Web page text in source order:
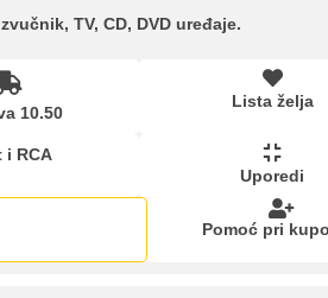
TV, CD, DVD uređaje.
10.50
Lista želja
i RCA
Uporedi
Pomoć pri
Lista
ispod.